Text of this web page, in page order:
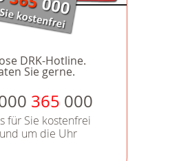
DRK-Hotline.
Sie gerne.
365 000
für Sie kostenfrei
um die Uhr